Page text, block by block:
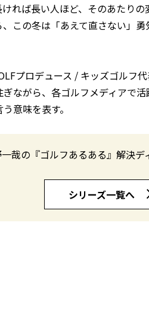
れば長い人ほど、そのあたり
この冬は「あえて直さない」勇
プロデュース / キッズゴルフ
ながら、各ゴルフメディアで
意味を表す。
哉の『ゴルフあるある』解決デ
シリーズ一覧へ